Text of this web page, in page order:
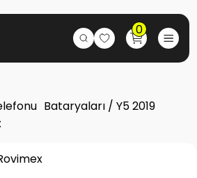
0
Bataryaları / Y5 2019